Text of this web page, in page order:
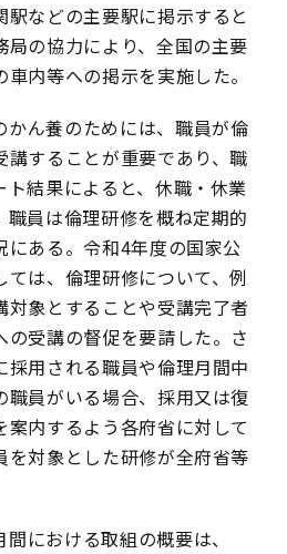
駅などの主要駅に掲示すると
局の協力により、全国の主要
内等への掲示を実施した。
かん養のためには、職員が倫
講することが重要であり、職
ト結果によると、休職・休業
職員は倫理研修を概ね定期的
にある。令和4年度の国家公
ては、倫理研修について、例
対象とすることや受講完了者
の受講の督促を要請した。さ
採用される職員や倫理月間中
職員がいる場合、採用又は復
案内するよう各府省に対して
を対象とした研修が全府省等
における取組の概要は、